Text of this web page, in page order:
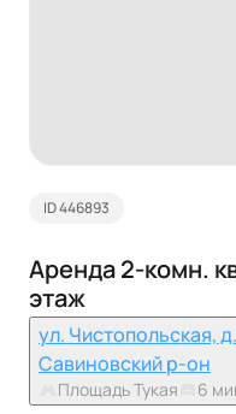
ID 446893
Аренда 2-комн.
этаж
ул. Чистопольская,
Савиновский р-он
Площадь Тукая 6